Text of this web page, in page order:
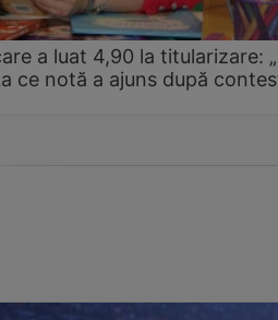
a luat 4,90 la titularizare:
ce notă a ajuns după